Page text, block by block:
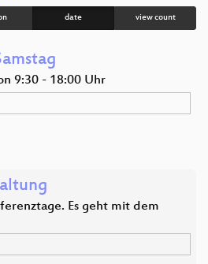
date view count
9:30 - 18:00 Uhr
Es geht mit dem